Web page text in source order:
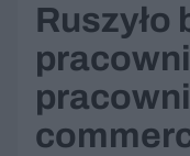
Ruszyło